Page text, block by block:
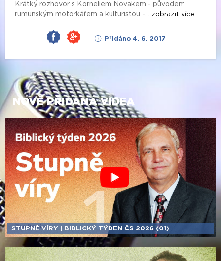
Krátký rozhovor s Korneliem Novakem - původem
rumunským motorkářem a kulturistou -...
zobrazit více
Přidáno 4. 6. 2017
NOVĚ PŘIDANÁ VIDEA
STUPNĚ VÍRY | BIBLICKÝ TÝDEN ČS 2026 (01)